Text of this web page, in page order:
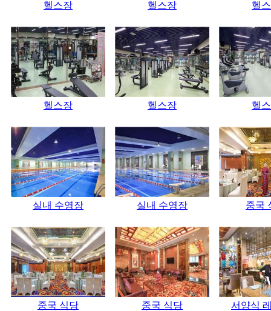
헬스장 헬스장 헬
헬스장 헬스장 헬
실내 수영장 실내 수영장 중국
중국 식당 중국 식당 서양식